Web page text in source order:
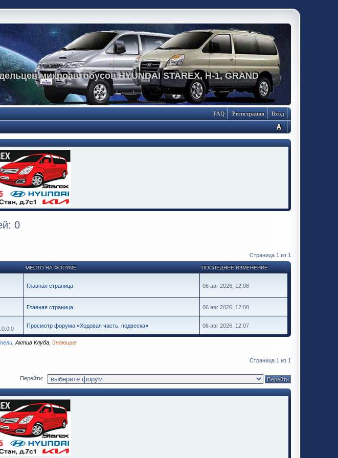
микроавтобусов HYUNDAI STAREX, H-1, GRAND
Вход
Регистрация
FAQ
0
Страница 1 из 1
МЕСТО НА ФОРУМЕ ПОСЛЕДНЕЕ ИЗМЕНЕНИЕ
Главная страница 06 авг 2026, 12:08
Главная страница 06 авг 2026, 12:08
Просмотр форума «Ходовая часть, подвеска» 06 авг 2026, 12:07
Актив Клуба Знающие
Страница 1 из 1
Перейти: